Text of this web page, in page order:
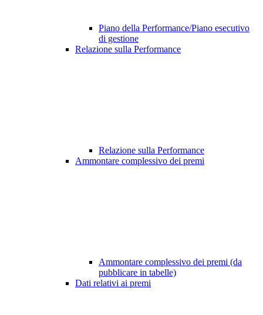
Piano della Performance/Piano esecutivo
di gestione
Relazione sulla Performance
Relazione sulla Performance
Ammontare complessivo dei premi
Ammontare complessivo dei premi (da
pubblicare in tabelle)
Dati relativi ai premi